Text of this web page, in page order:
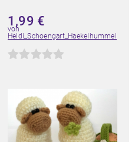
1,99 €
von
Heidi_Schoengart_Haekelhummel